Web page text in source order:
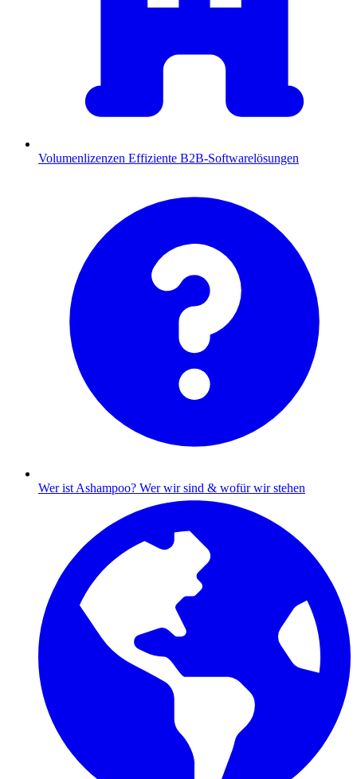
Volumenlizenzen Effiziente B2B-Softwarelösungen
Wer ist Ashampoo? Wer wir sind & wofür wir stehen